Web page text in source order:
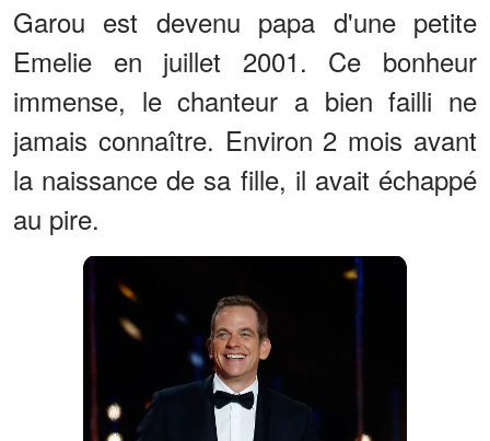
Garou est devenu papa d'une petite
Emelie en juillet 2001. Ce bonheur
immense, le chanteur a bien failli ne
jamais connaître. Environ 2 mois avant
la naissance de sa fille, il avait échappé
au pire.